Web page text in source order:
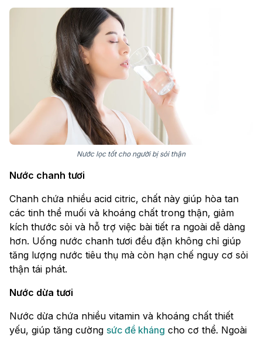
Nước lọc tốt cho người bị sỏi thận
Nước chanh tươi
Chanh chứa nhiều acid citric, chất này giúp hòa tan
các tinh thể muối và khoáng chất trong thận, giảm
kích thước sỏi và hỗ trợ việc bài tiết ra ngoài dễ dàng
hơn. Uống nước chanh tươi đều đặn không chỉ giúp
tăng lượng nước tiêu thụ mà còn hạn chế nguy cơ sỏi
thận tái phát.
Nước dừa tươi
Nước dừa chứa nhiều vitamin và khoáng chất thiết
yếu, giúp tăng cường sức đề kháng cho cơ thể. Ngoài